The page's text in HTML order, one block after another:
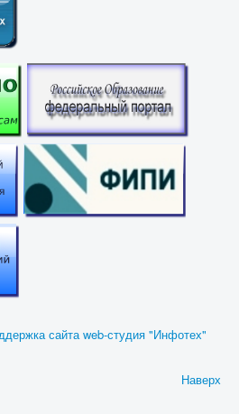
сайта web-студия "Инфотех"
Наверх